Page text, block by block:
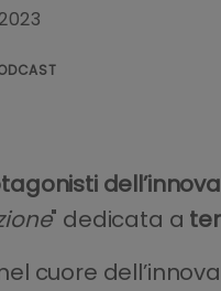
" dedicata a
cuore